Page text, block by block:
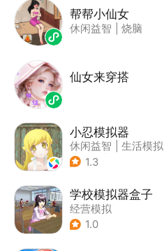
帮帮小仙女
休闲益智 烧脑
仙女来穿搭
小忍模拟器
休闲益智
生活模拟
| 恋爱
1.3
学校模拟器盒子
经营模拟
1.0